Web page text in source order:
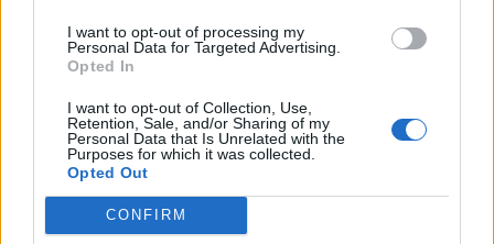
I want to opt-out of processing my
Personal Data for Targeted Advertising.
Opted In
I want to opt-out of Collection, Use,
Retention, Sale, and/or Sharing of my
Personal Data that Is Unrelated with the
Purposes for which it was collected.
Opted Out
CONFIRM
Όλες οι Θέσεις Εργασίας
Θέσεις Εργασίας ανά Ειδικότητα
Θέσεις Εργασίας ανά Εταιρεία